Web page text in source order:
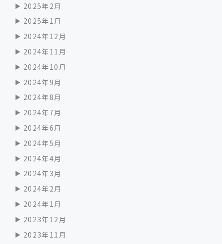
2025年2月
2025年1月
2024年12月
2024年11月
2024年10月
2024年9月
2024年8月
2024年7月
2024年6月
2024年5月
2024年4月
2024年3月
2024年2月
2024年1月
2023年12月
2023年11月